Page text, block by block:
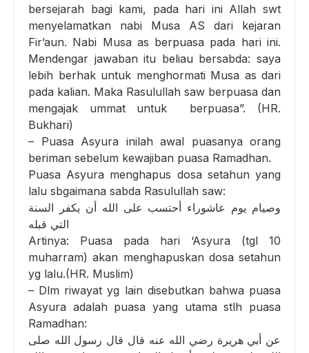
bersejarah bagi kami, pada hari ini Allah swt
menyelamatkan nabi Musa AS dari kejaran
Fir’aun. Nabi Musa as berpuasa pada hari ini.
Mendengar jawaban itu beliau bersabda: saya
lebih berhak untuk menghormati Musa as dari
pada kalian. Maka Rasulullah saw berpuasa dan
mengajak ummat untuk berpuasa”. (HR.
Bukhari)
– Puasa Asyura inilah awal puasanya orang
beriman sebelum kewajiban puasa Ramadhan.
Puasa Asyura menghapus dosa setahun yang
lalu sbgaimana sabda Rasulullah saw:
وصيام يوم عاشوراء أحتسب على الله أن يكفر السنة
التي قبله
Artinya: Puasa pada hari ‘Asyura (tgl 10
muharram) akan menghapuskan dosa setahun
yg lalu.(HR. Muslim)
– Dlm riwayat yg lain disebutkan bahwa puasa
Asyura adalah puasa yang utama stlh puasa
Ramadhan:
عن أبي هريرة رضي الله عنه قال قال رسول الله صلى